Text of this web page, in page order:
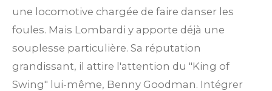
une locomotive chargée de faire danser les
foules. Mais Lombardi y apporte déjà une
souplesse particulière. Sa réputation
grandissant, il attire l'attention du "King of
Swing" lui-même, Benny Goodman. Intégrer